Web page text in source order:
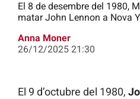
El 8 de desembre del 1980,
matar John Lennon a Nova
Anna Moner
26/12/2025 21:30
El 9 d’octubre del 1980,